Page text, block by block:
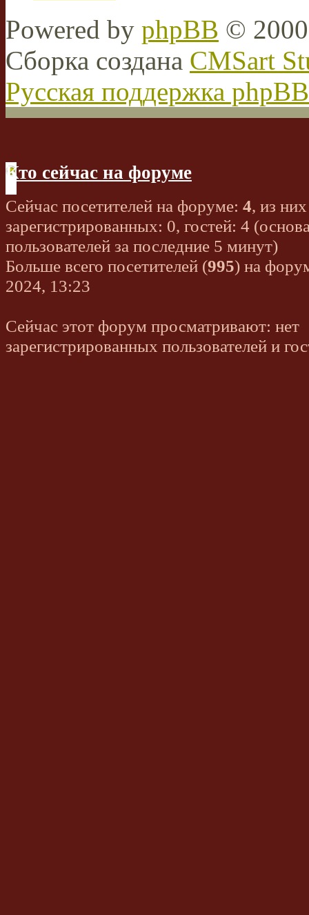
Powered by phpBB ©
Сборка создана CMSart
Русская поддержка phpBB
Кто сейчас на форуме
Сейчас посетителей на форуме: 4, из них
зарегистрированных: 0, гостей: 4
пользователей за последние 5 минут)
Больше всего посетителей (995) на
2024, 13:23
Сейчас этот форум просматривают: нет
зарегистрированных пользователей и